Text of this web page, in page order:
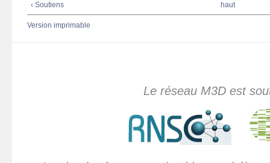
‹ Soutiens haut
Version imprimable
Le réseau M3D est